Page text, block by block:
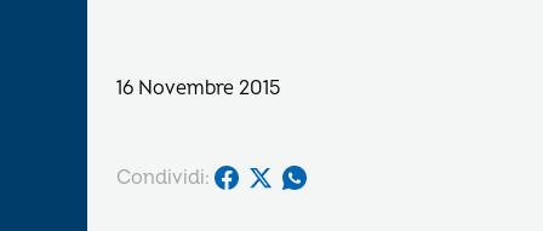
16 Novembre 2015
Condividi: